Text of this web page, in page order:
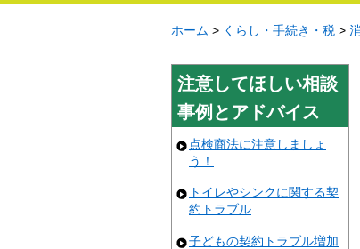
ホーム > くらし・手続き・税 >
注意してほしい相談
事例とアドバイス
点検商法に注意しましょ
う！
トイレやシンクに関する契
約トラブル
子どもの契約トラブル増加